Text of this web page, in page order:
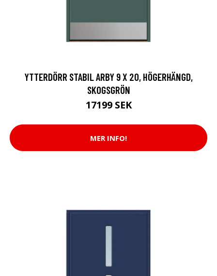
YTTERDÖRR STABIL ARBY 9 X 20, HÖGERHÄNGD,
SKOGSGRÖN
17199 SEK
MER INFO!